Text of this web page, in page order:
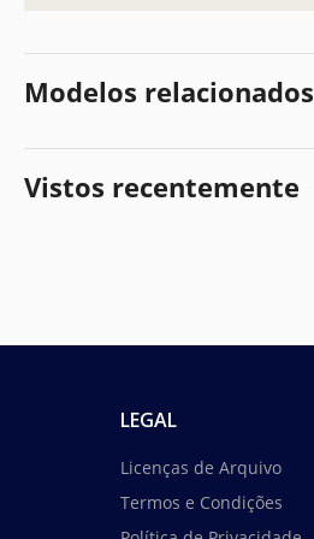
Modelos relacionados
Vistos recentemente
LEGAL
Licenças de Arquivo
Termos e Condições